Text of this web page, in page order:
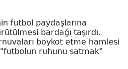
futbol paydaşlarına
bardağı taşırdı.
boykot etme hamlesi
"futbolun ruhunu satmak"